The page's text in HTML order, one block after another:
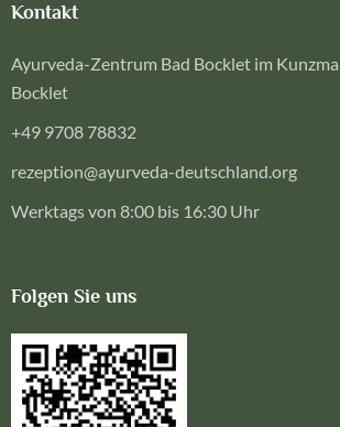
Kontakt
Ayurveda-Zentrum Bad Bocklet im
Bocklet
+49 9708 78832
rezeption@ayurveda-deutschland.org
Werktags von 8:00 bis 16:30 Uhr
Folgen Sie uns